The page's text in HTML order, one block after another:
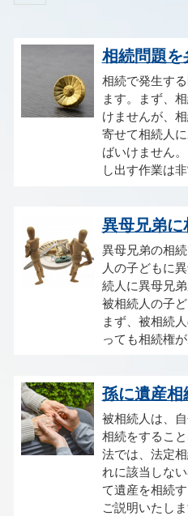
相続問題
相続で発生す
ます。まず、
けませんが、
寄せて相続人
ばいけません
し出す作業は
異母兄弟
異母兄弟の相
人の子どもに
続人に異母兄
被相続人の子
まず、被相続
っても相続権
孫に遺産
被相続人は、
相続をするこ
法では、法定
れに該当しな
て遺産を相続
ご説明いたし